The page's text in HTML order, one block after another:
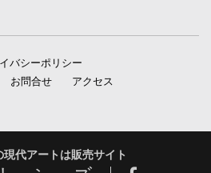
バシーポリシー
お問合せ
アクセス
代アートは販売サイト